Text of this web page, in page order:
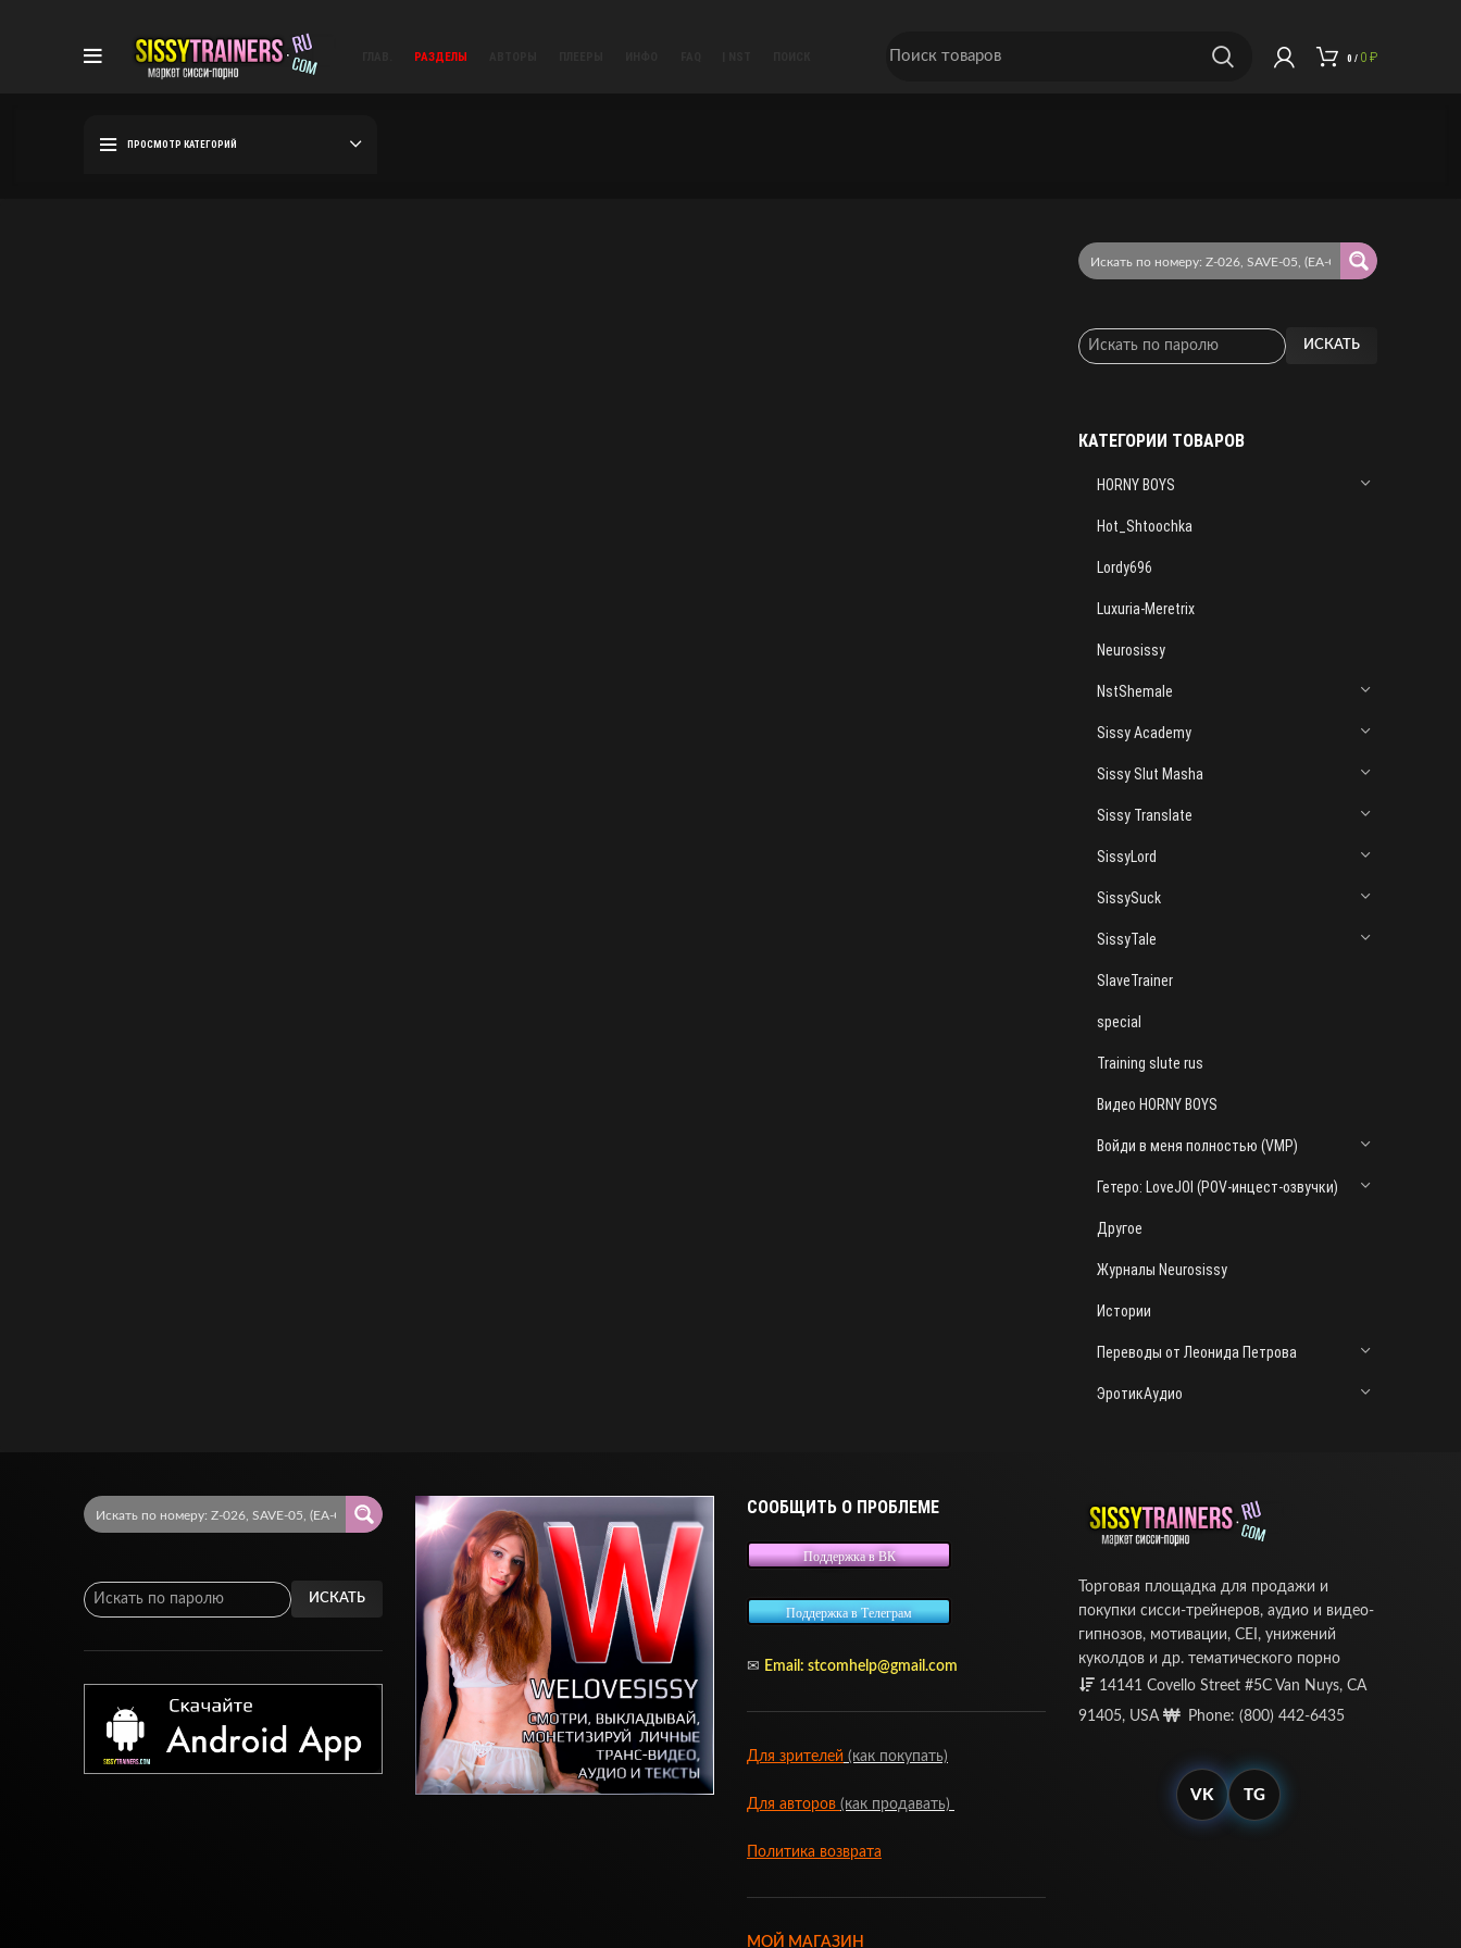
РАЗДЕЛЫ 0 / 0 ₽
ПРОСМОТР КАТЕГОРИЙ
ИСКАТЬ
КАТЕГОРИИ ТОВАРОВ
HORNY BOYS
Hot_Shtoochka
Lordy696
Luxuria-Meretrix
Neurosissy
NstShemale
Sissy Academy
Sissy Slut Masha
Sissy Translate
SissyLord
SissySuck
SissyTale
SlaveTrainer
special
Training slute rus
Видео HORNY BOYS
Войди в меня полностью (VMP)
Гетеро: LoveJOI (POV-инцест-озвучки)
Другое
Журналы Neurosissy
Истории
Переводы от Леонида Петрова
ЭротикАудио
ИСКАТЬ
СООБЩИТЬ О ПРОБЛЕМЕ
Поддержка в ВК
Поддержка в Телеграм
✉ Email: stcomhelp@gmail.com
Для зрителей (как покупать)
Для авторов (как продавать)
Политика возврата
МОЙ МАГАЗИН
Торговая площадка для продажи и
покупки сисси-трейнеров, аудио и видео-
гипнозов, мотивации, CEI, унижений
куколдов и др. тематического порно
14141 Covello Street #5C Van Nuys, CA
91405, USA
Phone: (800) 442-6435
VK TG